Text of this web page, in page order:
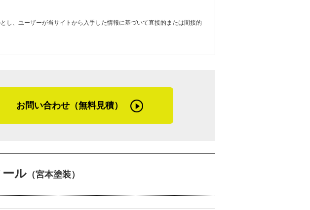
ろは」をご覧になっている、雨漏りや塗装、屋上防水の劣化でお困
そして屋根リフォームや屋根修理を検討しているお客さまへメッセ
お金をいただいて工事をするわけだから、丁寧にやるのが当然だと思
工はもちろん、見積りの適正価格も現場の整理整頓も、「自分の家
し、ユーザーが当サイトから入手した情報に基づいて直接的または間接的
お問い合わせ（無料見積）
ル（宮本塗装）